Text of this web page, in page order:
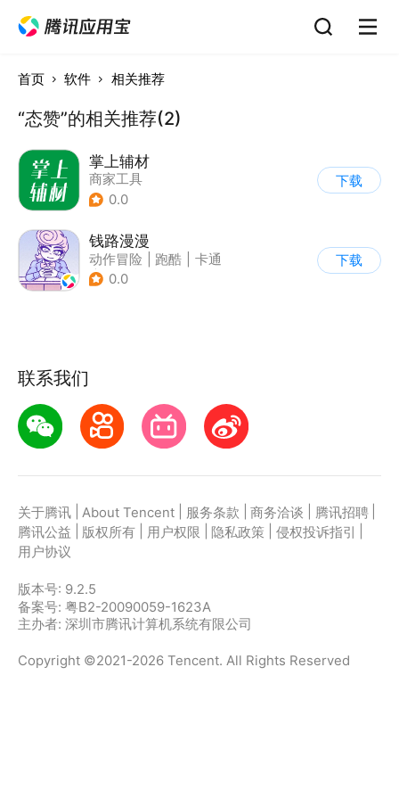
首页 软件 相关推荐
“态赞”的相关推荐(2)
掌上辅材
商家工具
0.0
下载
钱路漫漫
动作冒险 跑酷
卡通
| 模拟
0.0
下载
联系我们
关于腾讯 About Tencent 服务条款 商务洽谈 腾讯招聘
腾讯公益
版权所有 用户权限 隐私政策 侵权投诉指引
用户协议
版本号: 9.2.5
备案号: 粤B2-20090059-1623A
主办者: 深圳市腾讯计算机系统有限公司
Copyright ©2021-2026 Tencent. All Rights Reserved